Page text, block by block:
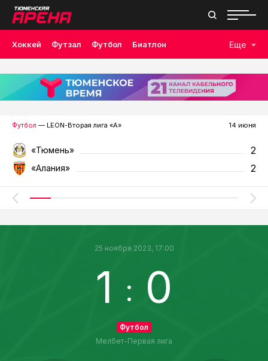
Хоккей Футзал Футбол Биатлон
Лыжные гонки Волейбол Плавание Дзюдо
Скалолазание Велоспорт Бокс
Еще
Футбол — LEON-Вторая лига «А» 14 июня
«Тюмень» 2
«Алания» 2
25 ноября 2023, 17:00
1 : 0
Футбол
Мелбет-Первая лига